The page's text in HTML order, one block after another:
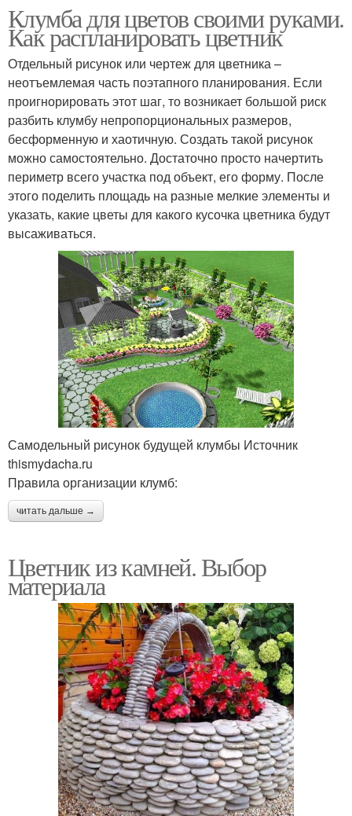
Клумба для цветов своими руками.
Как распланировать цветник
Отдельный рисунок или чертеж для цветника –
неотъемлемая часть поэтапного планирования. Если
проигнорировать этот шаг, то возникает большой риск
разбить клумбу непропорциональных размеров,
бесформенную и хаотичную. Создать такой рисунок
можно самостоятельно. Достаточно просто начертить
периметр всего участка под объект, его форму. После
этого поделить площадь на разные мелкие элементы и
указать, какие цветы для какого кусочка цветника будут
высаживаться.
Самодельный рисунок будущей клумбы Источник
thismydacha.ru
Правила организации клумб:
читать дальше →
Цветник из камней. Выбор
материала